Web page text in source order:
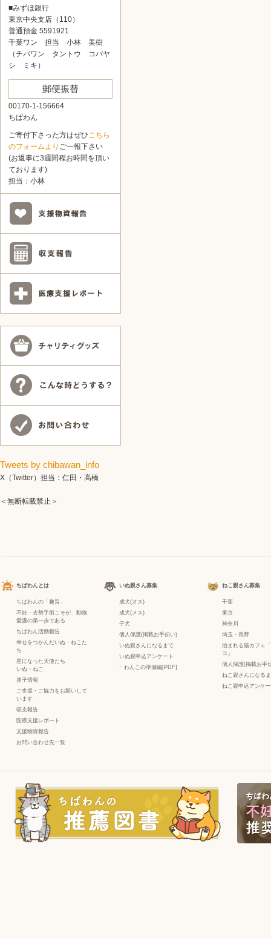
■みずほ銀行
東京中央支店（110）
普通預金 5591921
千葉ワン 担当 小林 美樹
（チバワン タントウ コバヤ
シ ミキ）
郵便振替
00170-1-156664
ちばわん
ご寄付下さった方はぜひこちら
のフォームより ご一報下さい
(お返事に3週間程お時間を頂い
ております)
担当：小林
Tweets by chibawan_info
X（Twitter）担当：仁田・高橋
＜無断転載禁止＞
ちばわんとは
ちばわんの「趣旨」
不妊・去勢手術こそが、動物
愛護の第一歩である
ちばわん活動報告
幸せをつかんだいぬ・ねこた
ち
星になった天使たち
いぬ ・ ねこ
迷子情報
ご支援・ご協力をお願いして
います
収支報告
医療支援レポート
支援物資報告
お問い合わせ先一覧
いぬ親さん募集
成犬(オス)
成犬(メス)
子犬
個人保護(掲載お手伝い)
いぬ親さんになるまで
いぬ親申込アンケート
− わんこの準備編[PDF]
ねこ親さん募集
千葉
東京
神奈川
埼玉・長野
泊まれる猫カフェ
コ」
個人保護(掲載お手
ねこ親さんになる
ねこ親申込アンケ